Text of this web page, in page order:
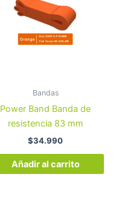
Bandas
Power Band Banda de
resistencia 83 mm
$34.990
Añadir al carrito